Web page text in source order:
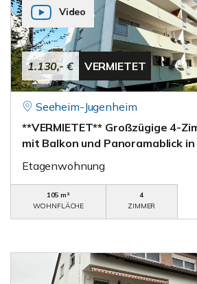
1.130,- € VERMIETET
Video
Seeheim-Jugenheim
**VERMIETET** Großzügige 4-
mit Balkon und Panoramablick
Etagenwohnung
105 m²
WOHNFLÄCHE
4
ZIMMER